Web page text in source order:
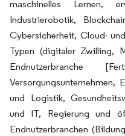
maschinelles Lernen,
Industrierobotik,
Cybersicherheit, Cloud-
Typen (digitaler Zwilling,
Endnutzerbranche
Versorgungsunternehmen,
und Logistik,
und IT, Regierung und
Endnutzerbranchen